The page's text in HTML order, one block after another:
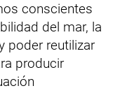
conscientes
del mar, la
poder reutilizar
producir